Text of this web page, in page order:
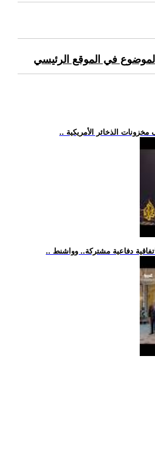
في الموقع الرئيسي
الذخائر الأمريكية
اتفاقية دفاعية مشتركة.. وواشنط